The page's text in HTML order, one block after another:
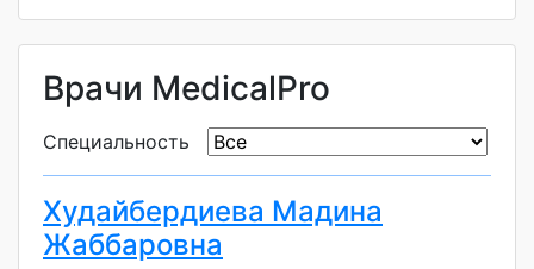
Врачи MedicalPro
Специальность
Худайбердиева Мадина
Жаббаровна